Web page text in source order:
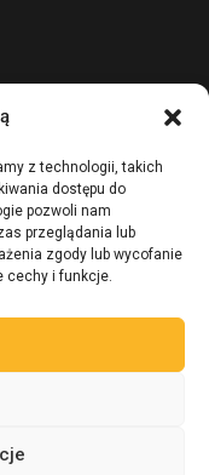
z technologii, takich
dostępu do
pozwoli nam
przeglądania lub
zgody lub wycofanie
cechy i funkcje.